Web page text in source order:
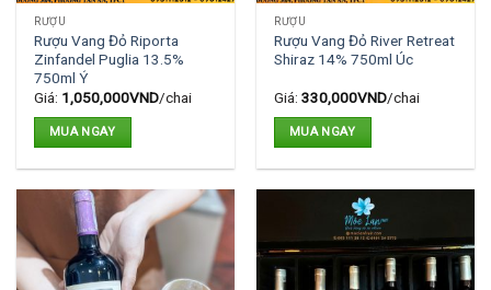
RƯỢU
Rượu Vang Đỏ Riporta
Zinfandel Puglia 13.5%
750ml Ý
Giá: 1,050,000VND/chai
MUA NGAY
RƯỢU
Rượu Vang Đỏ River Retreat
Shiraz 14% 750ml Úc
Giá: 330,000VND/chai
MUA NGAY